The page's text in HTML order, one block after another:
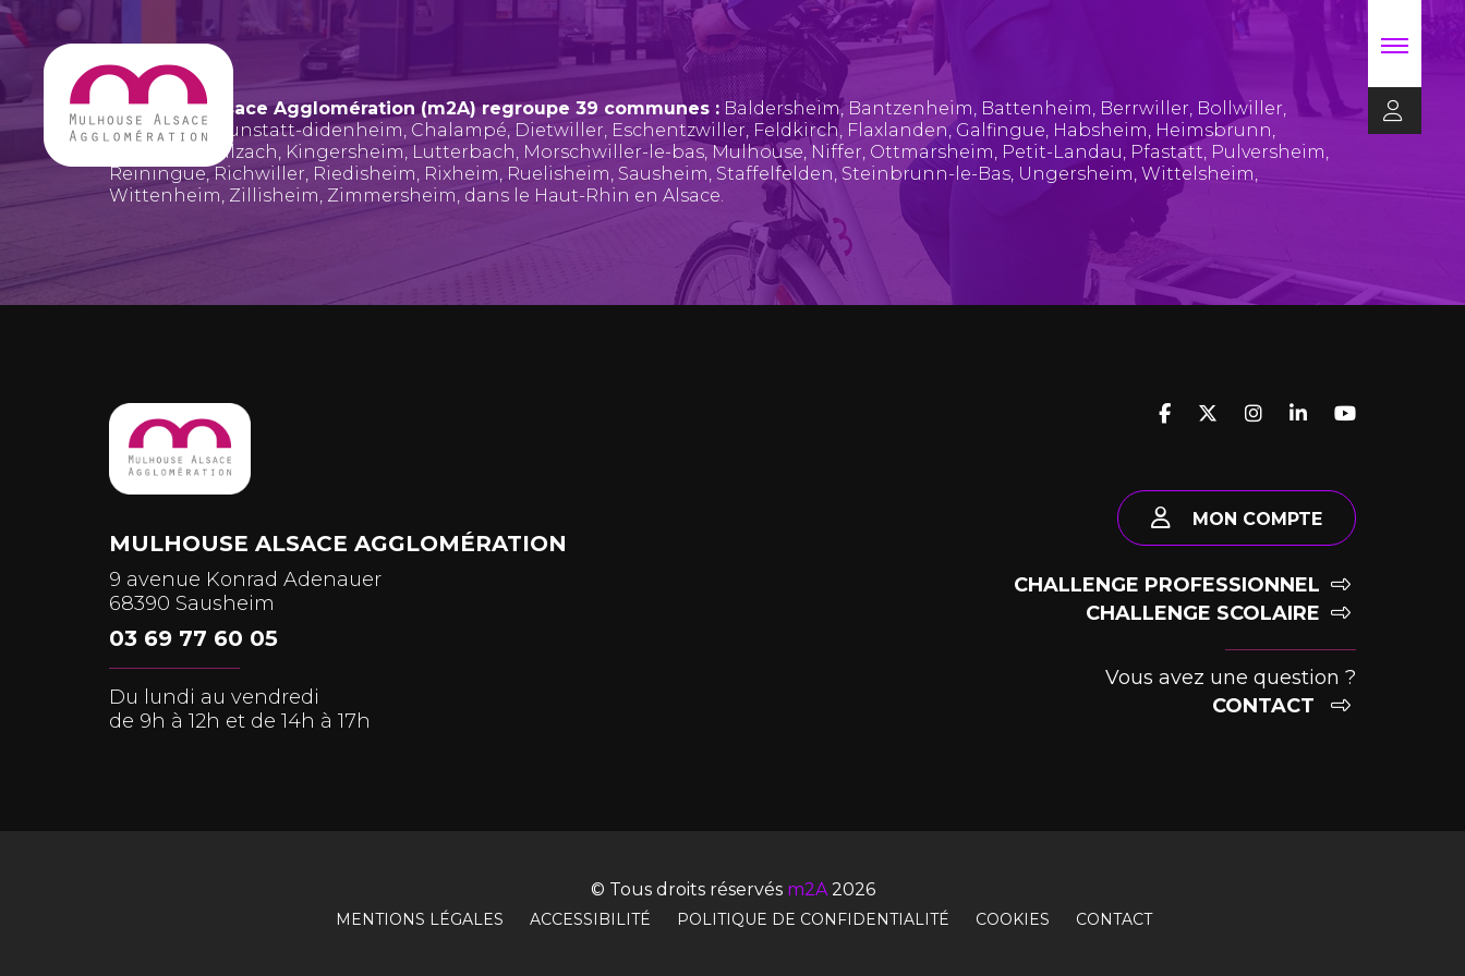
Mulhouse Alsace Agglomération (m2A) regroupe 39 communes : Baldersheim, Bantzenheim, Battenheim, Berrwiller, Bollwiller,
Bruebach, Brunstatt-didenheim, Chalampé, Dietwiller, Eschentzwiller, Feldkirch, Flaxlanden, Galfingue, Habsheim, Heimsbrunn,
Illzach, Kingersheim, Lutterbach, Morschwiller-le-bas,Mulhouse,Niffer, Ottmarsheim, Petit-Landau, Pfastatt, Pulversheim,
Reiningue,Richwiller, Riedisheim, Rixheim, Ruelisheim, Sausheim, Staffelfelden, Steinbrunn-le-Bas, Ungersheim, Wittelsheim,
Wittenheim, Zillisheim, Zimmersheim, dans le Haut-Rhin en Alsace.
MULHOUSE ALSACE AGGLOMÉRATION
9 avenue Konrad Adenauer
68390 Sausheim
03 69 77 60 05
Du lundi au vendredi
de 9h à 12h et de 14h à 17h
MON COMPTE
CHALLENGE PROFESSIONNEL
CHALLENGE SCOLAIRE
Vous avez une question ?
CONTACT
© Tous droits réservés m2A2026
MENTIONS LÉGALES ACCESSIBILITÉ POLITIQUE DE CONFIDENTIALITÉ COOKIES CONTACT